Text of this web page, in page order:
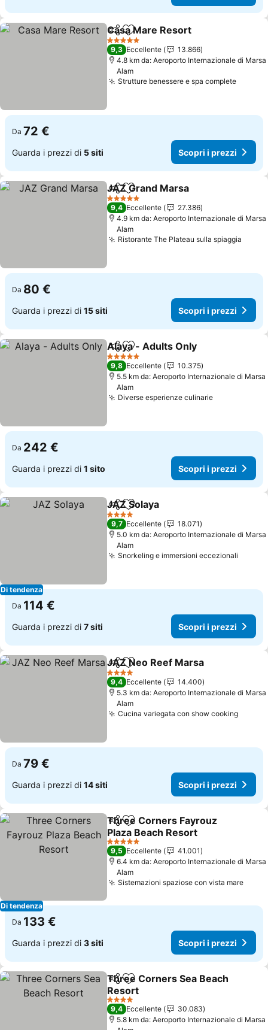
CondividiAggiungi ai preferiti
Casa Mare Resort
5 Stelle
9,3 Eccellente
13.866
4.8 km da: Aeroporto Internazionale di Marsa
Alam
Strutture benessere e spa complete
Da 72 €
Guarda i prezzi di 5 siti Scopri i prezzi
CondividiAggiungi ai preferiti
JAZ Grand Marsa
5 Stelle
9,4 Eccellente
27.386
4.9 km da: Aeroporto Internazionale di Marsa
Alam
Ristorante The Plateau sulla spiaggia
Da 80 €
Guarda i prezzi di 15 siti Scopri i prezzi
CondividiAggiungi ai preferiti
Alaya - Adults Only
5 Stelle
9,8 Eccellente
10.375
5.5 km da: Aeroporto Internazionale di Marsa
Alam
Diverse esperienze culinarieScopri i
Da 242 €
Guarda i prezzi di 1 sito Scopri i prezzi
Di tendenza
CondividiAggiungi ai preferiti
JAZ Solaya
4 Stelle
9,7 Eccellente
18.071
5.0 km da: Aeroporto Internazionale di Marsa
Alam
Snorkeling e immersioni eccezionali
Da 114 €
Guarda i prezzi di 7 siti Scopri i prezzi
CondividiAggiungi ai preferiti
JAZ Neo Reef Marsa
4 Stelle
9,4 Eccellente
14.400
5.3 km da: Aeroporto Internazionale di Marsa
Alam
Cucina variegata con show cooking
Da 79 €
Guarda i prezzi di 14 siti Scopri i prezzi
Di tendenza
CondividiAggiungi ai preferiti
Three Corners Fayrouz
Plaza Beach Resort
Scopri i prezzi
5 Stelle
9,5 Eccellente
41.001
6.4 km da: Aeroporto Internazionale di Marsa
Alam
Sistemazioni spaziose con vista mare
Da 133 €
Guarda i prezzi di 3 siti Scopri i prezzi
CondividiAggiungi ai preferiti
Three Corners Sea Beach
Resort
Scopri i prezzi
4 Stelle
9,4 Eccellente
30.083
5.8 km da: Aeroporto Internazionale di Marsa